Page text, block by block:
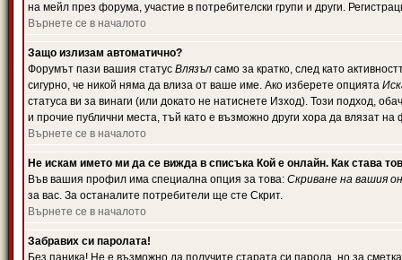
на мейл през форума, участие в потребителски групи и други.
Върнете се в началото
Защо излизам автоматично?
Форумът пази вашия статус Влязъл само за кратко, след като
сигурно, че никой няма да влиза от ваше име. Ако изберете опцията
статуса ви за винаги (или докато не натиснете Изход). Този подход,
и прочие публични места, тъй като е възможно други хора да влязат
Върнете се в началото
Не искам името ми да се вижда в списъка Кой е онлайн. Как става
Във вашия профил има специална опция за това: Скриване на вашия
за вас. За останалите потребители ще сте Скрит.
Върнете се в началото
Забравих си паролата!
Без паника! Не е възможно да получите старата си парола, но за